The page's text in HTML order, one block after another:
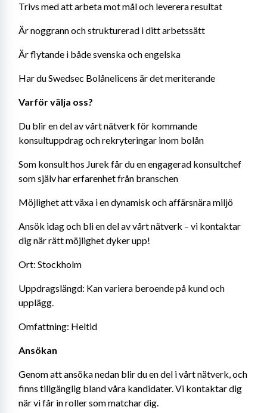
Trivs med att arbeta mot mål och leverera resultat
Är noggrann och strukturerad i ditt arbetssätt
Är flytande i både svenska och engelska
Har du Swedsec Bolånelicens är det meriterande
Varför välja oss?
Du blir en del av vårt nätverk för kommande
konsultuppdrag och rekryteringar inom bolån
Som konsult hos Jurek får du en engagerad konsultchef
som själv har erfarenhet från branschen
Möjlighet att växa i en dynamisk och affärsnära miljö
Ansök idag och bli en del av vårt nätverk – vi kontaktar
dig när rätt möjlighet dyker upp!
Ort: Stockholm
Uppdragslängd: Kan variera beroende på kund och
upplägg.
Omfattning: Heltid
Ansökan
Genom att ansöka nedan blir du en del i vårt nätverk, och
finns tillgänglig bland våra kandidater. Vi kontaktar dig
när vi får in roller som matchar dig.